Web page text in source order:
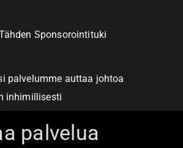
Sponsorointituki
palvelumme auttaa johtoa
inhimillisesti
palvelua